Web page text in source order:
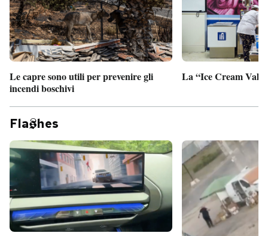
Le capre sono utili per prevenire gli
incendi boschivi
La “Ice Cream
Fla hes